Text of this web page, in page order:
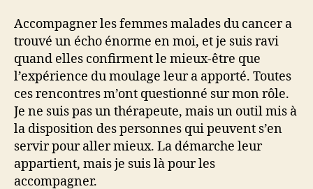
Accompagner les femmes malades du cancer a
trouvé un écho énorme en moi, et je suis ravi
quand elles confirment le mieux-être que
l’expérience du moulage leur a apporté. Toutes
ces rencontres m’ont questionné sur mon rôle.
Je ne suis pas un thérapeute, mais un outil mis à
la disposition des personnes qui peuvent s’en
servir pour aller mieux. La démarche leur
appartient, mais je suis là pour les
accompagner.